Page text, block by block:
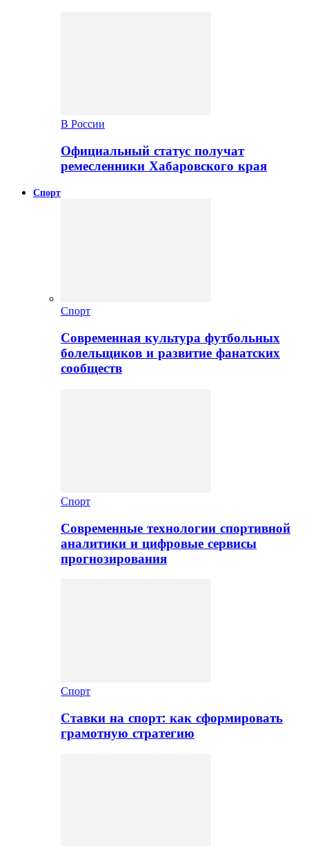
В России
Официальный статус получат
ремесленники Хабаровского края
Спорт
Спорт
Современная культура футбольных
болельщиков и развитие фанатских
сообществ
Спорт
Современные технологии спортивной
аналитики и цифровые сервисы
прогнозирования
Спорт
Ставки на спорт: как сформировать
грамотную стратегию